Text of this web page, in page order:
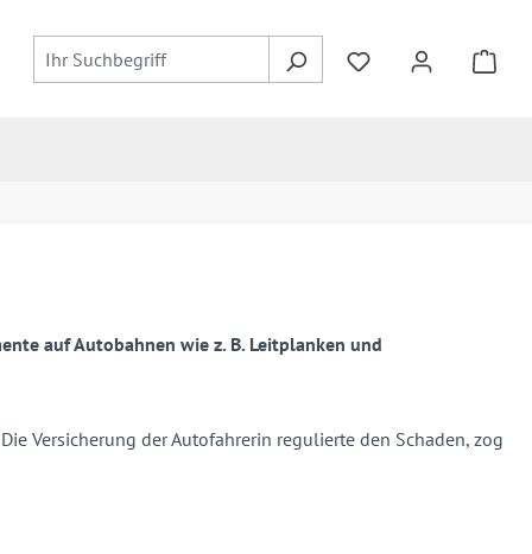
auf Autobahnen wie z. B. Leitplanken und
Versicherung der Autofahrerin regulierte den Schaden, zog